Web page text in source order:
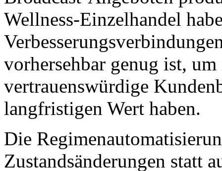
Wellness-Einzelhandel
vorhersehbar genug ist,
vertrauenswürdige
langfristigen Wert haben.
Die
Zustandsänderungen statt